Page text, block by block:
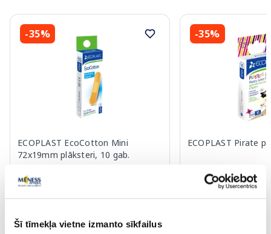
Šī tīmekļa vietne izmanto sīkfailus
-35%
ECOPLAST EcoCotton Mini
72x19mm plāksteri, 10 gab.
0.58 €
-35%
ECOPLAST Pirate
1.03 €